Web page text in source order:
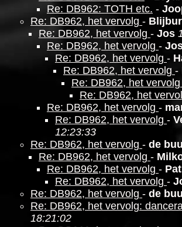
Re: DB962: TOTH etc. -
Re: DB962, het vervolg -
Re: DB962, het vervolg - Jos
Re: DB962, het vervolg -
Re: DB962, het vervolg -
Re: DB962, het vervolg -
Re: DB962, het vervolg
Re: DB962, het
Re: DB962, het vervolg -
Re: DB962, het vervolg -
12:23:33
Re: DB962, het vervolg - de
Re: DB962, het vervolg -
Re: DB962, het vervolg -
Re: DB962, het vervolg -
Re: DB962, het vervolg - de
Re: DB962, het vervolg:
18:21:02